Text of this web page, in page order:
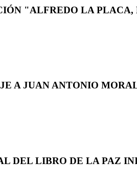
"ALFREDO LA
A JUAN ANTONIO
DEL LIBRO DE LA PAZ